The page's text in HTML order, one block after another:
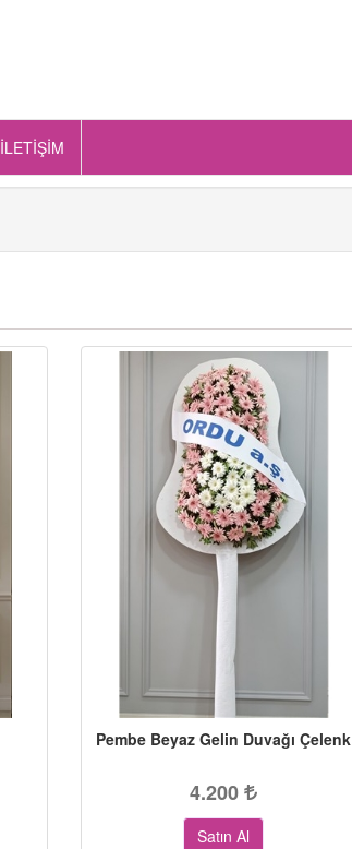
İLETİŞİM
Pembe Beyaz Gelin Duvağı Çelenk
4.200
Satın Al